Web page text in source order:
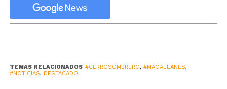
TEMAS RELACIONADOS #CERROSOMBRERO, #MAGALLANES,
#NOTICIAS, DESTACADO